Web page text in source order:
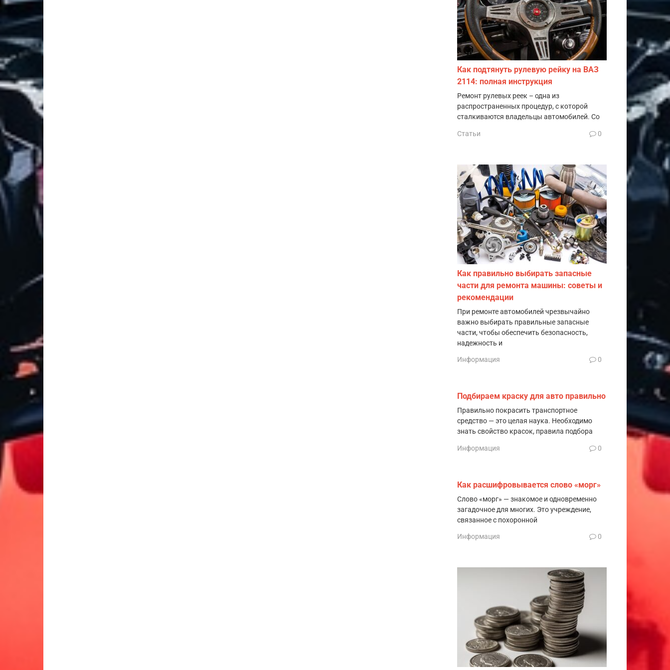
Как подтянуть рулевую рейку на ВАЗ
2114: полная инструкция
Ремонт рулевых реек – одна из
распространенных процедур, с которой
сталкиваются владельцы автомобилей. Со
Статьи 0
Как правильно выбирать запасные
части для ремонта машины: советы и
рекомендации
При ремонте автомобилей чрезвычайно
важно выбирать правильные запасные
части, чтобы обеспечить безопасность,
надежность и
Информация 0
Подбираем краску для авто правильно
Правильно покрасить транспортное
средство — это целая наука. Необходимо
знать свойство красок, правила подбора
Информация 0
Как расшифровывается слово «морг»
Слово «морг» — знакомое и одновременно
загадочное для многих. Это учреждение,
связанное с похоронной
Информация 0